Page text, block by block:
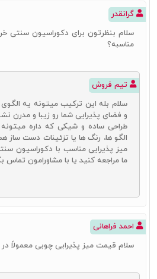
گرانقدر
سلام بنظرتون برای دکوراسیون سنتی
مناسبه؟
تیم فروش
سلام بله این ترکیب میتونه یه
و فضای پذیرایی شما رو زیبا و مدرن
طراحی ساده و شیکی که داره
الگو ها، رنگ ها یا تزئینات دست ساز
میز پذیرایی مناسب با دکوراسیون
ما مراجعه کنید یا با مشاورامون تماس
احمد فراهانی
سلام قیمت میز پذیرایی چوبی معمولاً